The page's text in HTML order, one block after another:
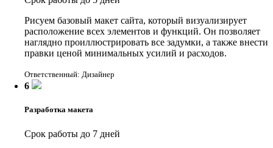
Рисуем базовый макет сайта, который визуализирует
расположение всех элементов и функций. Он позволяет
наглядно проиллюстрировать все задумки, а также внести
правки ценой минимальных усилий и расходов.
Ответственный: Дизайнер
6
Разработка макета
Срок работы до 7 дней